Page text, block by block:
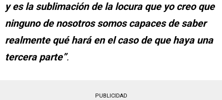
y es la sublimación de la locura que yo creo que
ninguno de nosotros somos capaces de saber
realmente qué hará en el caso de que haya una
tercera parte”.
PUBLICIDAD